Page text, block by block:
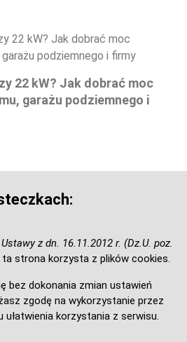
22 kW? Jak dobrać moc
garażu podziemnego i
z dn. 16.11.2012 r. (Dz.U. poz.
strona korzysta z plików cookies.
bez dokonania zmian ustawień
zgodę na wykorzystanie przez
korzystania z serwisu.